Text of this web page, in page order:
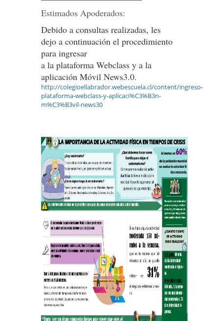
Estimados Apoderados:
Debido a consultas realizadas, les
dejo a continuación el procedimiento
para ingresar
a la plataforma Webclass y a la
aplicación Móvil News3.0.
http://colegioellabrador.webescuela.cl/content/ingreso-
plataforma-webclass-y-aplicaci%C3%B3n-
m%C3%B3vil-news30